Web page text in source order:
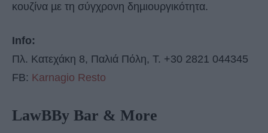
κουζίνα µε τη σύγχρονη δηµιουργικότητα.
Info:
Πλ. Κατεχάκη 8, Παλιά Πόλη, Τ. +30 2821 044345
FB: Karnagio Resto
LawBBy Βar & More